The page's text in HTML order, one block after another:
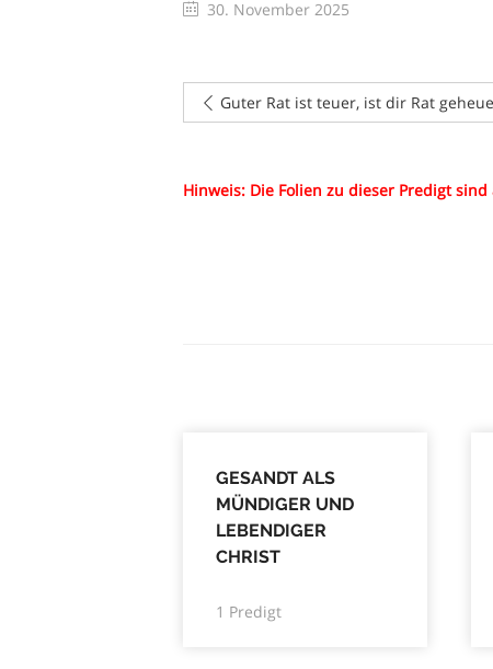
30. November 2025
Guter Rat ist teuer, ist dir Rat
Hinweis: Die Folien zu dieser Predigt
GESANDT ALS
MÜNDIGER UND
LEBENDIGER
CHRIST
1 Predigt